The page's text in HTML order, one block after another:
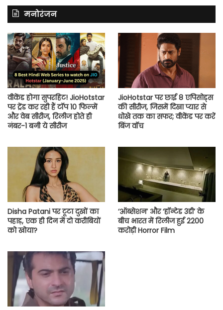
मनोरंजन
वीकेंड होगा सुपरहिट! JioHotstar
पर ट्रेंड कर रही हैं टॉप 10 फिल्में
और वेब सीरीज, रिलीज होते ही
नंबर-1 बनी ये सीरीज
JioHotstar पर छाई 8 एपिसोड्स
की सीरीज, जिसमें दिखा प्यार से
धोखे तक का सफर; वीकेंड पर करें
बिंज वॉच
Disha Patani पर टूटा दुखों का
पहाड़, एक ही दिन में दो करीबियों
को खोया?
‘ऑब्सेशन’ और ‘हॉन्टेड 3डी’ के
बीच भारत में रिलीज हुई 2200
करोड़ी Horror Film